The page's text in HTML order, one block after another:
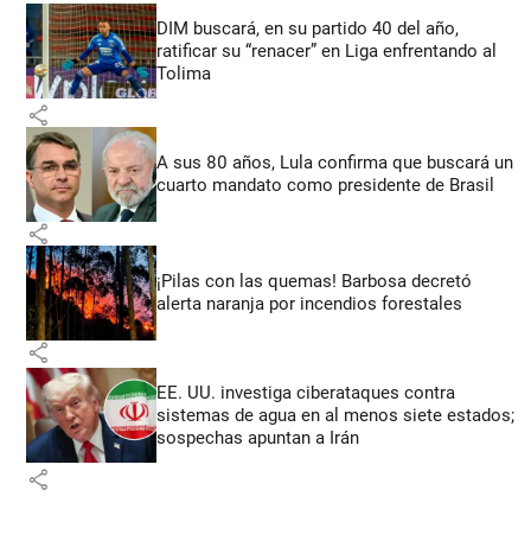
DIM buscará, en su partido 40 del año,
ratificar su “renacer” en Liga enfrentando al
Tolima
share
A sus 80 años, Lula confirma que buscará un
cuarto mandato como presidente de Brasil
share
¡Pilas con las quemas! Barbosa decretó
alerta naranja por incendios forestales
share
EE. UU. investiga ciberataques contra
sistemas de agua en al menos siete estados;
sospechas apuntan a Irán
share